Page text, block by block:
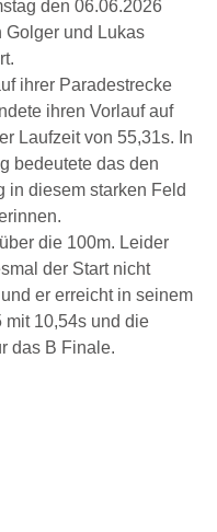
den 06.06.2026
Golger und Lukas
ihrer Paradestrecke
ihren Vorlauf auf
Laufzeit von 55,31s. In
bedeutete das den
in diesem starken Feld
die 100m. Leider
der Start nicht
er erreicht in seinem
mit 10,54s und die
das B Finale.